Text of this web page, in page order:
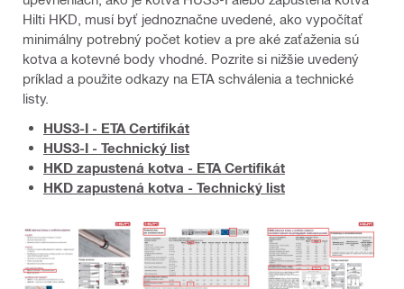
Hilti HKD, musí byť jednoznačne uvedené, ako vypočítať
minimálny potrebný počet kotiev a pre aké zaťaženia sú
kotva a kotevné body vhodné. Pozrite si nižšie uvedený
príklad a použite odkazy na ETA schválenia a technické
listy.
HUS3-I - ETA Certifikát
HUS3-I - Technický list
HKD zapustená kotva - ETA Certifikát
HKD zapustená kotva - Technický list